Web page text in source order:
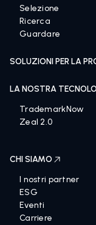
Selezione
Ricerca
Guardare
SOLUZIONI PER LA
LA NOSTRA
TrademarkNow
Zeal 2.0
CHI SIAMO
I nostri partner
ESG
Eventi
Carriere